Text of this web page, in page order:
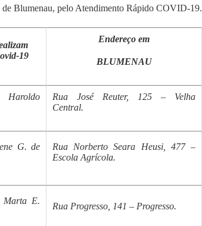
de Blumenau, pelo Atendimento Rápido COVID-19.
19
Endereço em
BLUMENAU
Rua José Reuter, 125 – Velha
Central.
G. de
Rua Norberto Seara Heusi, 477 –
Escola Agrícola.
Marta E.
Rua Progresso, 141 – Progresso.